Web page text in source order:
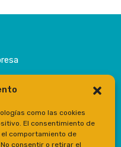
como las cookies
El consentimiento de
comportamiento de
consentir o retirar el